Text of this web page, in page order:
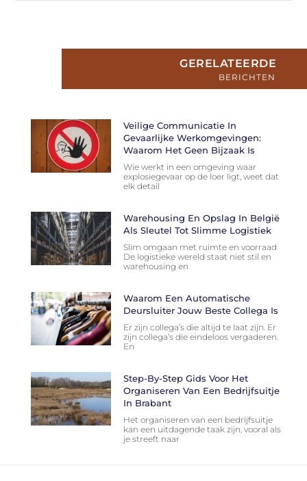
GERELATEERDE
BERICHTEN
Veilige Communicatie In
Gevaarlijke Werkomgevingen:
Waarom Het Geen Bijzaak Is
Wie werkt in een omgeving waar
explosiegevaar op de loer ligt, weet dat
elk detail
Warehousing En Opslag In België
Als Sleutel Tot Slimme Logistiek
Slim omgaan met ruimte en voorraad
De logistieke wereld staat niet stil en
warehousing en
Waarom Een Automatische
Deursluiter Jouw Beste Collega Is
Er zijn collega’s die altijd te laat zijn. Er
zijn collega’s die eindeloos vergaderen.
En
Step-By-Step Gids Voor Het
Organiseren Van Een Bedrijfsuitje
In Brabant
Het organiseren van een bedrijfsuitje
kan een uitdagende taak zijn, vooral als
je streeft naar